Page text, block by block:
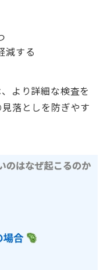
減する
より詳細な検査を
落としを防ぎやす